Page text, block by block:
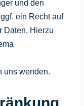
und den
ein Recht auf
Daten. Hierzu
uns wenden.